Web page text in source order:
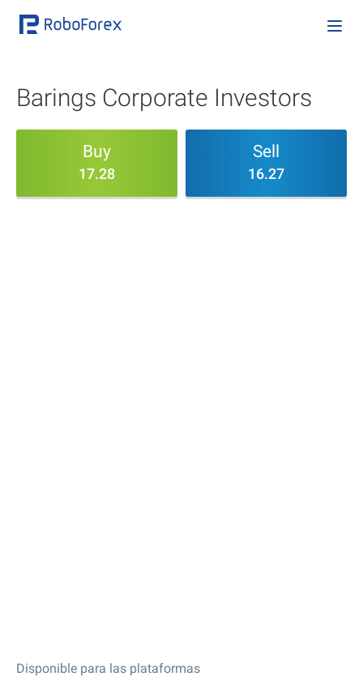
Barings Corporate Investors
Buy
17.28
Sell
16.27
Disponible para las plataformas